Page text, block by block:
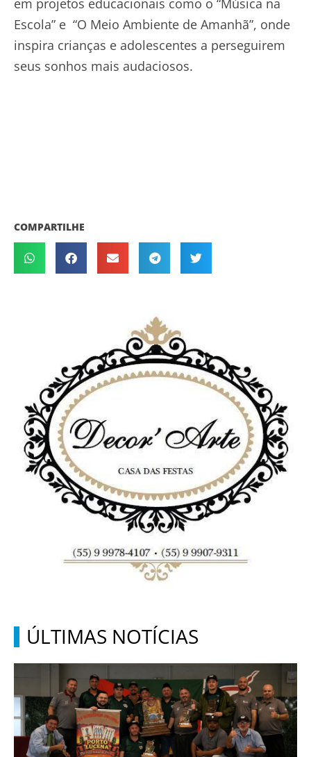
em projetos educacionais como o “Música na
Escola” e “O Meio Ambiente de Amanhã”, onde
inspira crianças e adolescentes a perseguirem
seus sonhos mais audaciosos.
COMPARTILHE
ÚLTIMAS NOTÍCIAS